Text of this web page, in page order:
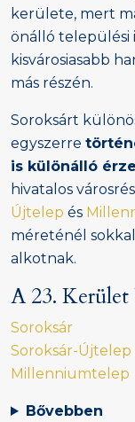
kerülete, mert
önálló települési
kisvárosiasabb
más részén.
Soroksárt
egyszerre
is különálló
hivatalos
Újtelep és
méreténél
alkotnak.
A 23. Kerület
Soroksár
Soroksár-Újtelep
Millenniumtelep
Bővebben